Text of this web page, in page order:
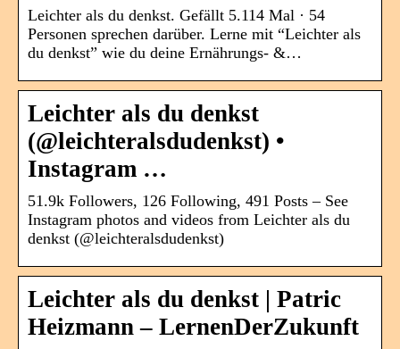
Leichter als du denkst. Gefällt 5.114 Mal · 54
Personen sprechen darüber. Lerne mit “Leichter als
du denkst” wie du deine Ernährungs- &…
Leichter als du denkst
(@leichteralsdudenkst) •
Instagram …
51.9k Followers, 126 Following, 491 Posts – See
Instagram photos and videos from Leichter als du
denkst (@leichteralsdudenkst)
Leichter als du denkst | Patric
Heizmann – LernenDerZukunft